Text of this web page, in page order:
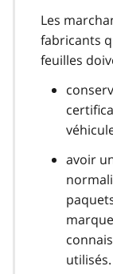
Les
fabricants
feuilles
avoir
utilisés.